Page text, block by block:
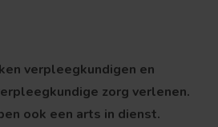
verpleegkundigen en
zorg verlenen.
ook een arts in dienst.